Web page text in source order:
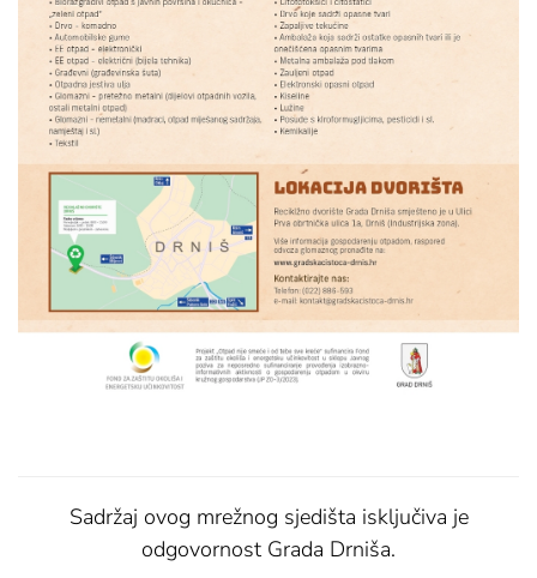
Sadržaj ovog mrežnog sjedišta isključiva je
odgovornost Grada Drniša.